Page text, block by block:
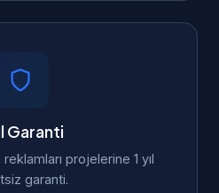
Garanti
projelerine 1 yıl
garanti.